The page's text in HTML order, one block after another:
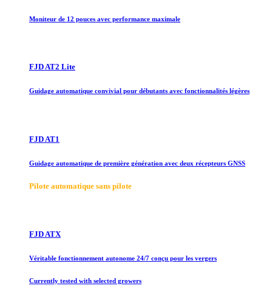
Moniteur de 12 pouces avec performance maximale
FJD AT2 Lite
Guidage automatique convivial pour débutants avec fonctionnalités légères
FJD AT1
Guidage automatique de première génération avec deux récepteurs GNSS
Pilote automatique sans pilote
FJD ATX
Véritable fonctionnement autonome 24/7 conçu pour les vergers
Currently tested with selected growers